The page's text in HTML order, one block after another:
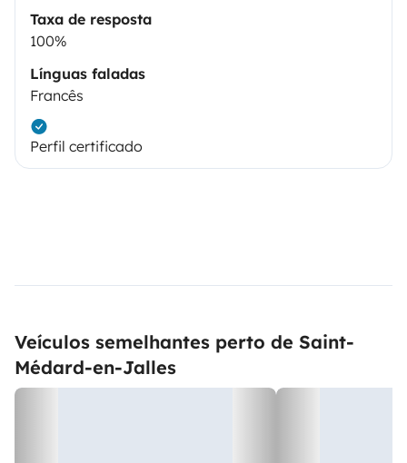
Taxa de resposta
100%
Línguas faladas
Francês
Perfil certificado
Veículos semelhantes perto de Saint-
Médard-en-Jalles